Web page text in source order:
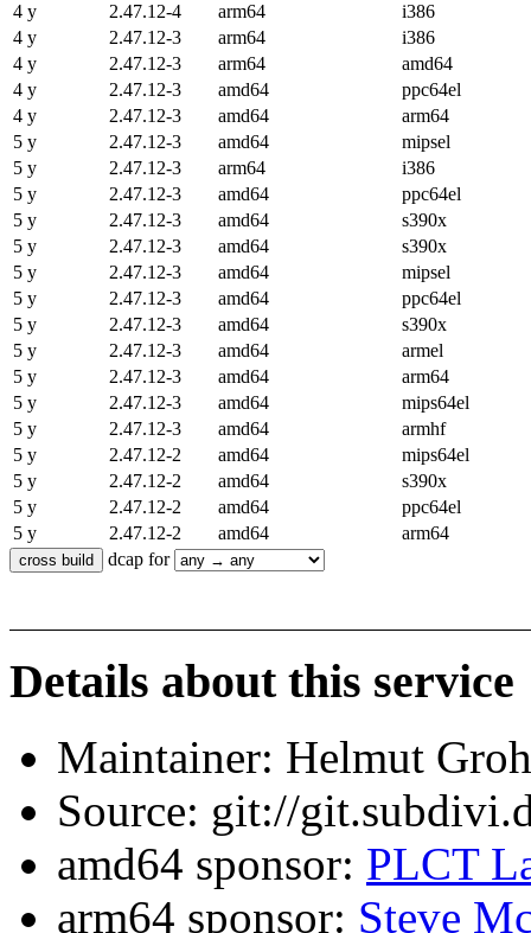
4 y
2.47.12-4 arm64
i386
4 y
2.47.12-3 arm64
i386
4 y
2.47.12-3 arm64
amd64
4 y
2.47.12-3 amd64
ppc64el
4 y
2.47.12-3 amd64
arm64
5 y
2.47.12-3 amd64
mipsel
5 y
2.47.12-3 arm64
i386
5 y
2.47.12-3 amd64
ppc64el
5 y
2.47.12-3 amd64
s390x
5 y
2.47.12-3 amd64
s390x
5 y
2.47.12-3 amd64
mipsel
5 y
2.47.12-3 amd64
ppc64el
5 y
2.47.12-3 amd64
s390x
5 y
2.47.12-3 amd64
armel
5 y
2.47.12-3 amd64
arm64
5 y
2.47.12-3 amd64
mips64el
5 y
2.47.12-3 amd64
armhf
5 y
2.47.12-2 amd64
mips64el
5 y
2.47.12-2 amd64
s390x
5 y
2.47.12-2 amd64
ppc64el
5 y
2.47.12-2 amd64
arm64
dcap for
Details about this service
Maintainer: Helmut
Source: git://
amd64 sponsor: PLCT
arm64 sponsor: Steve